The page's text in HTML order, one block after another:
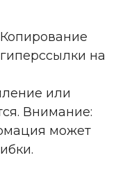
на
или
Внимание:
может